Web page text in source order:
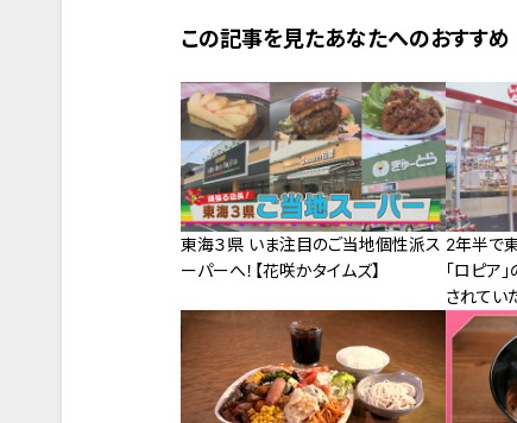
この記事を見たあなたへのおすすめ
東海３県 いま注目のご当地個性派ス
ーパーへ！【花咲かタイムズ】
2年半で
「ロピア
されてい
するスポ